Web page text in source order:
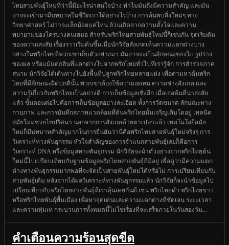
ไทยสายพันธุ์ใหม่ที่ว่านี้มีอะไรน่าสนใจบ้าง ทำไมมันถึงมีความสำคัญ และมัน
อาจจะเข้ามามีบทบาทในชีวิตเราได้อย่างไรบ้าง การค้นพบสิ่งใหม่ๆ ทาง
วิทยาศาสตร์ ไม่ว่าจะเล็กน้อยแค่ไหน ล้วนเกิดจากความตั้งใจและความ
พยายามของใครบางคนเสมอ สำหรับพริกไทยสายพันธุ์ใหม่นี้ก็เช่นกัน จุดเริ่มต้น
ของความสงสัย เรื่องราวเริ่มต้นขึ้นเมื่อนักวิจัยสังเกตเห็นความแตกต่างบาง
อย่างในพริกไทยที่พวกเขาเก็บตัวอย่างมา มันอาจจะเป็นลักษณะของใบ รูปร่าง
ของผล หรือแม้แต่กลิ่นที่แตกต่างไปจากพริกไทยทั่วไปที่เรารู้จัก การสำรวจภาค
สนาม นักวิจัยได้เดินทางไปยังพื้นที่ปลูกพริกไทยหลายแห่ง เพื่อตามหาต้นพริก
ไทยที่มีลักษณะผิดปกตินั้น พวกเขาต้องใช้ความอดทน ความช่างสังเกต และ
ความรู้เกี่ยวกับพริกไทยเป็นอย่างดี การเก็บข้อมูลเชิงลึก เมื่อเจอต้นที่น่าสงสัย
แล้ว ขั้นตอนต่อไปคือการเก็บข้อมูลอย่างละเอียด ทั้งการวัดขนาด ลักษณะทาง
กายภาพ และการบันทึกสภาพแวดล้อมที่ต้นพริกไทยนั้นเจริญเติบโตอยู่ เทคนิค
สมัยใหม่ช่วยไขปริศนา นอกจากการสังเกตด้วยตาเปล่าแล้ว เทคโนโลยีสมัย
ใหม่ก็มีบทบาทสำคัญมากในการยืนยันว่านี่คือพริกไทยสายพันธุ์ใหม่จริงๆ การ
วิเคราะห์ทางพันธุกรรม หัวใจสำคัญของการจำแนกสายพันธุ์เลยก็คือการ
วิเคราะห์ DNA หรือข้อมูลทางพันธุกรรม นักวิจัยจะนำตัวอย่างจากพริกไทยต้น
ใหม่นี้ไปเปรียบเทียบกับฐานข้อมูลพริกไทยสายพันธุ์ที่มีอยู่ เพื่อดูว่ามีความแตก
ต่างทางพันธุกรรมมากพอที่จะจัดเป็นสายพันธุ์ใหม่ได้หรือไม่ การเปรียบเทียบกับ
สายพันธุ์เดิม หลังจากได้ผลวิเคราะห์ทางพันธุกรรมแล้ว นักวิจัยก็จะนำข้อมูลไป
เปรียบเทียบกับพริกไทยสายพันธุ์ที่เราคุ้นเคยกันดี เช่น พริกไทยดำ พริกไทยขาว
หรือพริกไทยพันธุ์พื้นเมือง เพื่อหาจุดเด่นและความแตกต่างที่ชัดเจน ระยะเวลา
และความทุ่มเท กระบวนการทั้งหมดนี้ไม่ใช่เรื่องที่จะเสร็จภายในวันสองวัน...
คำเตือนความร้อนสุดขีด